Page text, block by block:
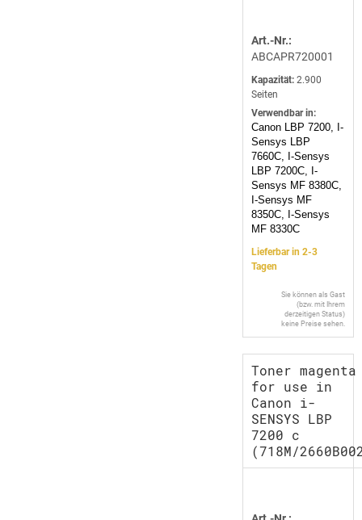
Art.-Nr.:
ABCAPR720001
Kapazität: 2.900
Seiten
Verwendbar in:
Canon LBP 7200, I-
Sensys LBP
7660C, I-Sensys
LBP 7200C, I-
Sensys MF 8380C,
I-Sensys MF
8350C, I-Sensys
MF 8330C
Lieferbar in 2-3
Tagen
Sie können als Gast
(bzw. mit Ihrem
derzeitigen Status)
keine Preise sehen.
Toner magenta
for use in
Canon i-
SENSYS LBP
7200 c
(718M/